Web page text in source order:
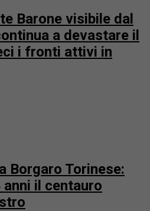
Barone visibile dal
a devastare il
i fronti attivi in
Borgaro Torinese:
il centauro